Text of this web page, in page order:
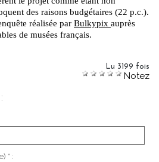
des raisons budgétaires (22 p.c.).
réalisée par Bulkypix auprès
de musées français.
Lu 3199 fois
Notez
* :